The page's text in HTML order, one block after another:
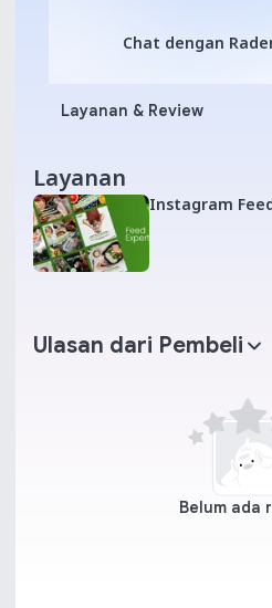
ChatChat dengan
Layanan & Review
Layanan
Instagram
Ulasan dari Pembeli
Belum ada